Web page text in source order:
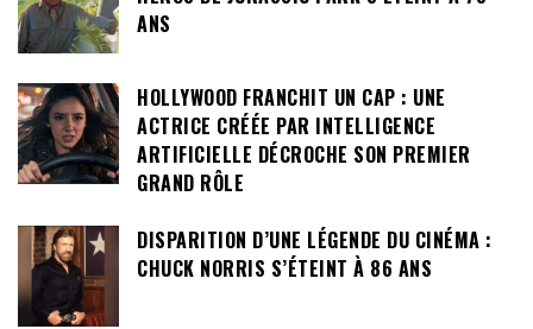
ANS
HOLLYWOOD FRANCHIT UN CAP : UNE
ACTRICE CRÉÉE PAR INTELLIGENCE
ARTIFICIELLE DÉCROCHE SON PREMIER
GRAND RÔLE
DISPARITION D’UNE LÉGENDE DU CINÉMA :
CHUCK NORRIS S’ÉTEINT À 86 ANS